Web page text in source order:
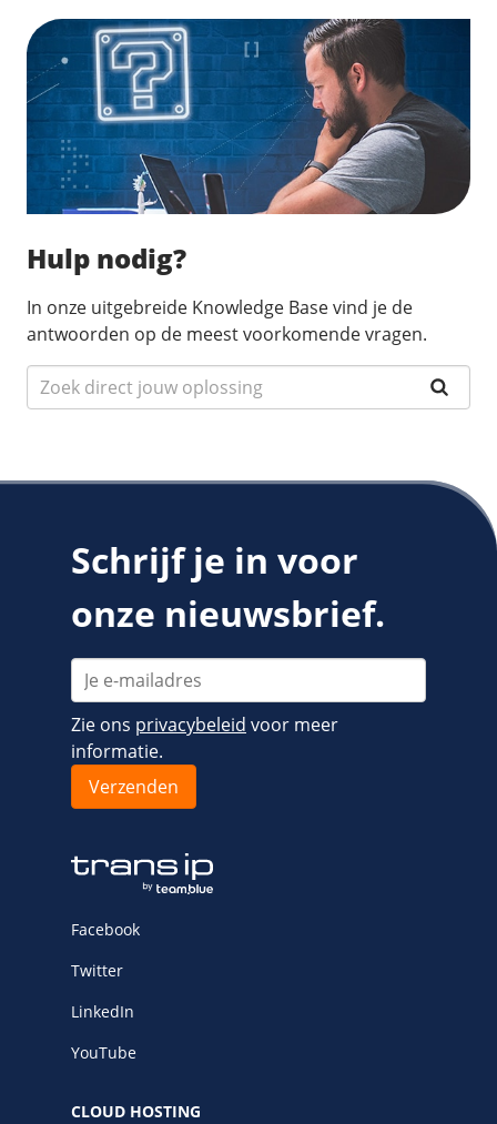
Hulp nodig?
In onze uitgebreide Knowledge Base vind je de
antwoorden op de meest voorkomende vragen.
Schrijf je in voor
onze nieuwsbrief.
Zie ons privacybeleid voor meer
informatie.
Facebook
Twitter
LinkedIn
YouTube
CLOUD HOSTING